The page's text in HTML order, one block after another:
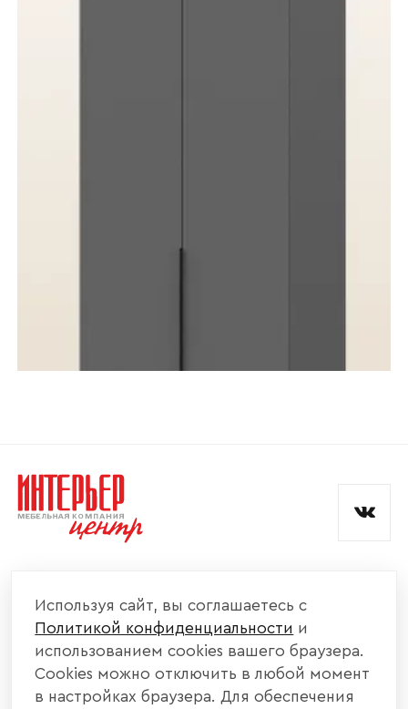
КАТАЛОГ МЕБЕЛИ
ИНФОРМАЦИЯ
Используя сайт, вы соглашаетесь с
Политикой конфиденциальности и
использованием cookies вашего браузера.
Cookies можно отключить в любой момент
в настройках браузера. Для обеспечения